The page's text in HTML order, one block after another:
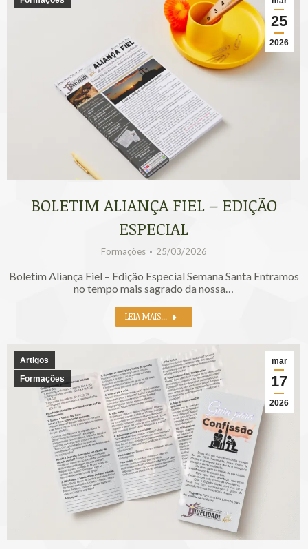
25
2026
BOLETIM ALIANÇA FIEL – EDIÇÃO
ESPECIAL
Formações 25/03/2026
Boletim Aliança Fiel – Edição Especial Semana Santa Entramos
no tempo mais sagrado da nossa…
LEIA MAIS...
mar
17
2026
Artigos
Formações